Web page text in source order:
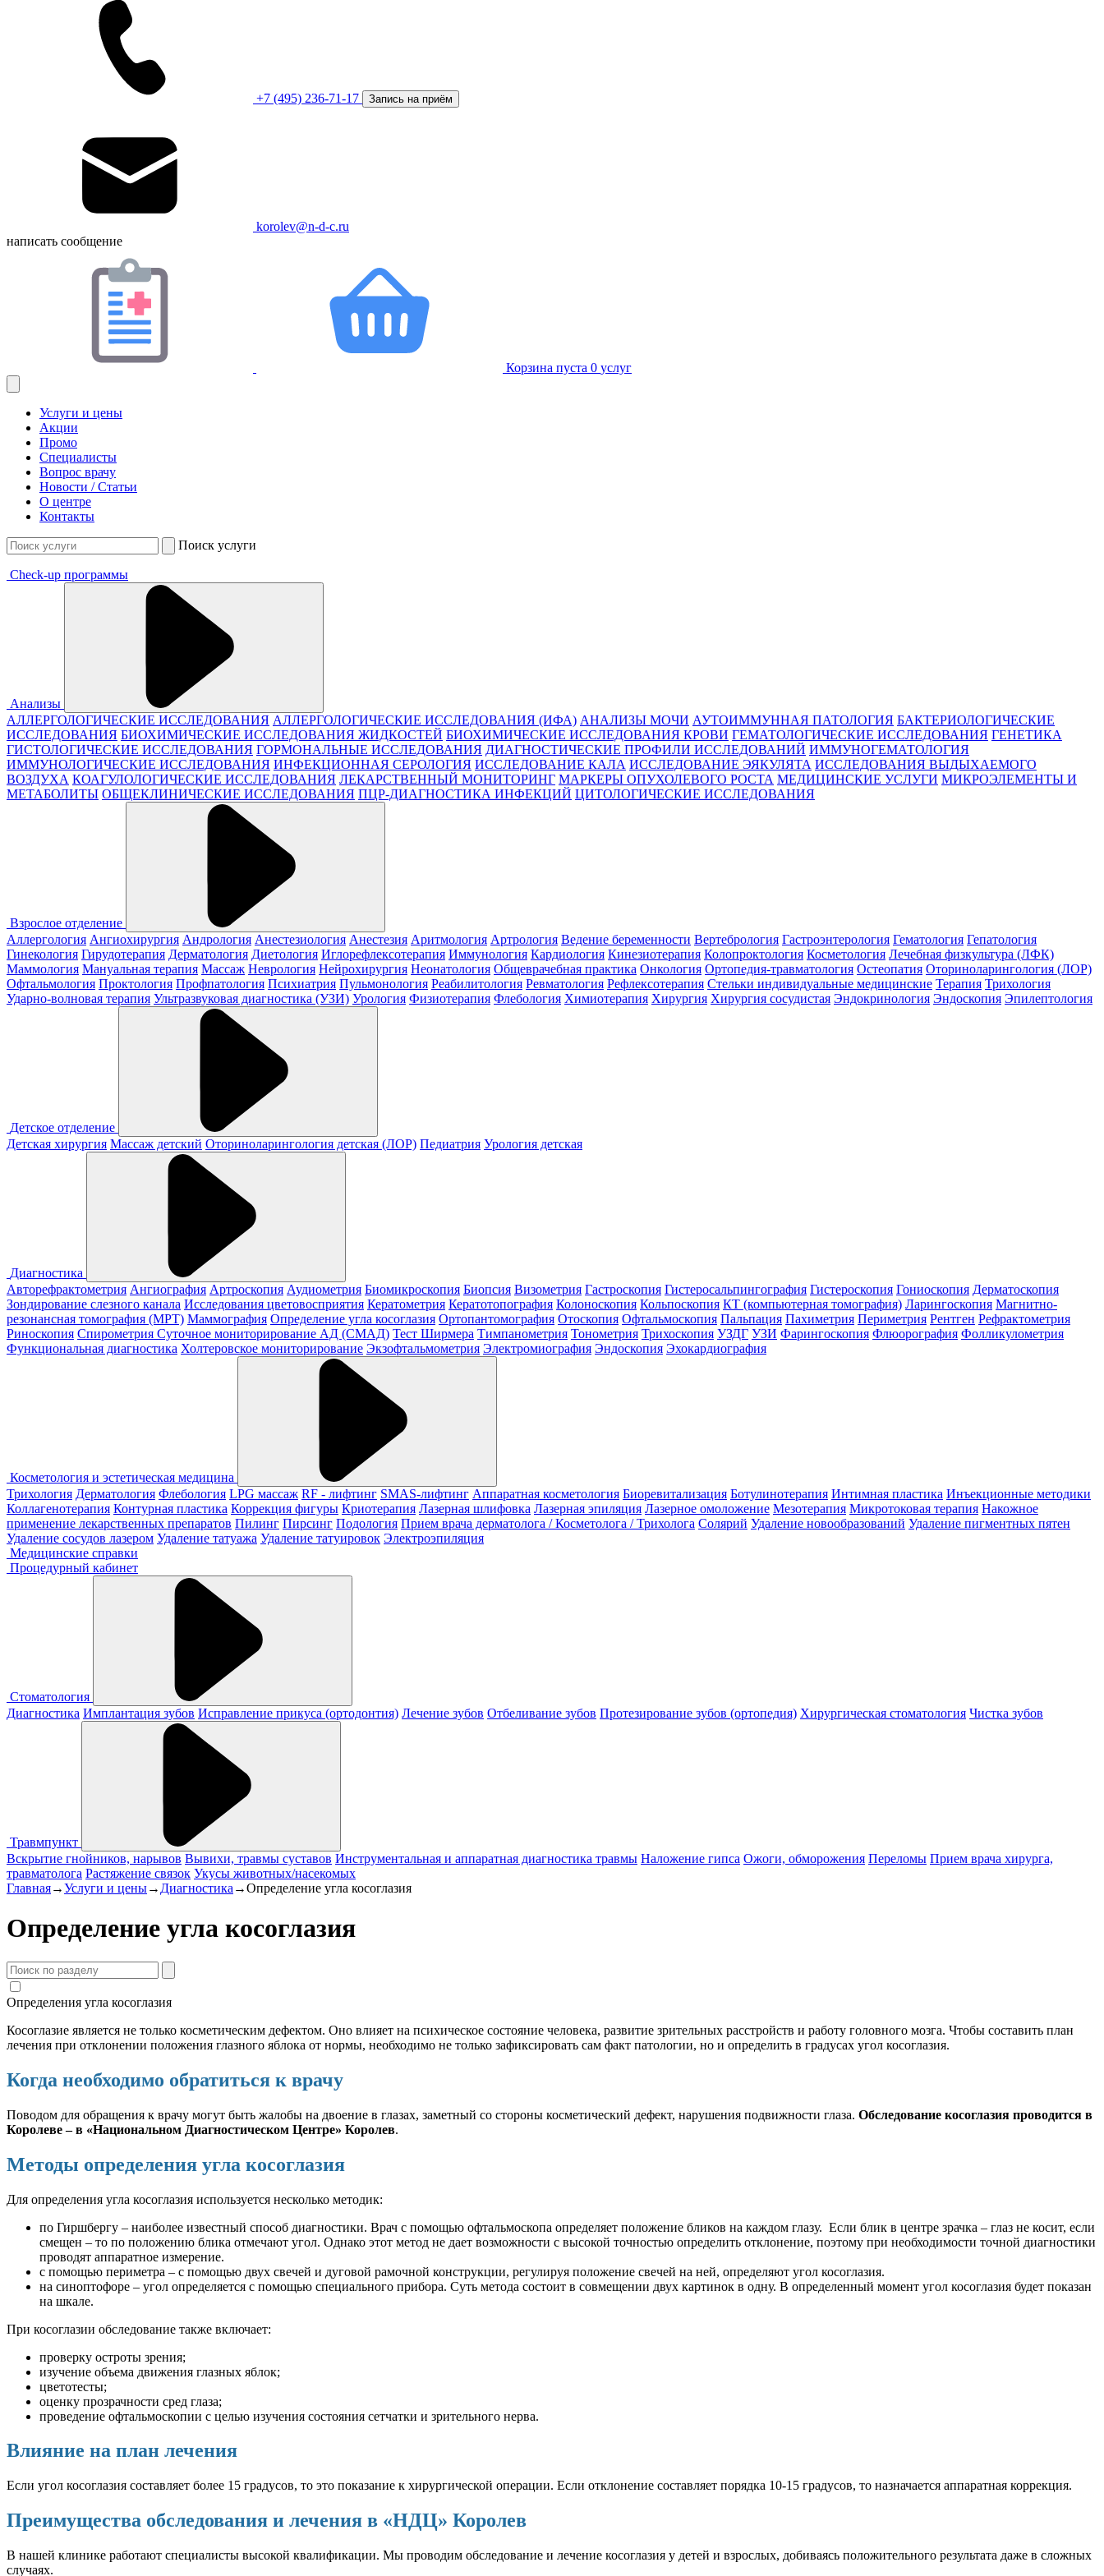
+7 (495) 236-71-17 Запись на приём
korolev@n-d-c.ru
написать сообщение
Корзина пуста 0 услуг
Услуги и цены
Акции
Промо
Специалисты
Вопрос врачу
Новости / Статьи
О центре
Контакты
Поиск услуги
Check-up программы
Анализы
АЛЛЕРГОЛОГИЧЕСКИЕ ИССЛЕДОВАНИЯ АЛЛЕРГОЛОГИЧЕСКИЕ ИССЛЕДОВАНИЯ (ИФА) АНАЛИЗЫ МОЧИ АУТОИММУННАЯ ПАТОЛОГИЯ БАКТЕРИОЛОГИЧЕСКИЕ
ИССЛЕДОВАНИЯ БИОХИМИЧЕСКИЕ ИССЛЕДОВАНИЯ ЖИДКОСТЕЙ БИОХИМИЧЕСКИЕ ИССЛЕДОВАНИЯ КРОВИ ГЕМАТОЛОГИЧЕСКИЕ ИССЛЕДОВАНИЯ ГЕНЕТИКА
ГИСТОЛОГИЧЕСКИЕ ИССЛЕДОВАНИЯ ГОРМОНАЛЬНЫЕ ИССЛЕДОВАНИЯ ДИАГНОСТИЧЕСКИЕ ПРОФИЛИ ИССЛЕДОВАНИЙ ИММУНОГЕМАТОЛОГИЯ
ИММУНОЛОГИЧЕСКИЕ ИССЛЕДОВАНИЯ ИНФЕКЦИОННАЯ СЕРОЛОГИЯ ИССЛЕДОВАНИЕ КАЛА ИССЛЕДОВАНИЕ ЭЯКУЛЯТА ИССЛЕДОВАНИЯ ВЫДЫХАЕМОГО
ВОЗДУХА КОАГУЛОЛОГИЧЕСКИЕ ИССЛЕДОВАНИЯ ЛЕКАРСТВЕННЫЙ МОНИТОРИНГ МАРКЕРЫ ОПУХОЛЕВОГО РОСТА МЕДИЦИНСКИЕ УСЛУГИ МИКРОЭЛЕМЕНТЫ И
МЕТАБОЛИТЫ ОБЩЕКЛИНИЧЕСКИЕ ИССЛЕДОВАНИЯ ПЦР-ДИАГНОСТИКА ИНФЕКЦИЙ ЦИТОЛОГИЧЕСКИЕ ИССЛЕДОВАНИЯ
Взрослое отделение
Аллергология Ангиохирургия Андрология Анестезиология Анестезия Аритмология Артрология Ведение беременности Вертебрология Гастроэнтерология Гематология Гепатология
Гинекология Гирудотерапия Дерматология Диетология Иглорефлексотерапия Иммунология Кардиология Кинезиотерапия Колопроктология Косметология Лечебная физкультура (ЛФК)
Маммология Мануальная терапия Массаж Неврология Нейрохирургия Неонатология Общеврачебная практика Онкология Ортопедия-травматология Остеопатия Оториноларингология (ЛОР)
Офтальмология Проктология Профпатология Психиатрия Пульмонология Реабилитология Ревматология Рефлексотерапия Стельки индивидуальные медицинские Терапия Трихология
Ударно-волновая терапия Ультразвуковая диагностика (УЗИ) Урология Физиотерапия Флебология Химиотерапия Хирургия Хирургия сосудистая Эндокринология Эндоскопия Эпилептология
Детское отделение
Детская хирургия Массаж детский Оториноларингология детская (ЛОР) Педиатрия Урология детская
Диагностика
Авторефрактометрия Ангиография Артроскопия Аудиометрия Биомикроскопия Биопсия Визометрия Гастроскопия Гистеросальпингография Гистероскопия Гониоскопия Дерматоскопия
Зондирование слезного канала Исследования цветовосприятия Кератометрия Кератотопография Колоноскопия Кольпоскопия КТ (компьютерная томография) Ларингоскопия Магнитно-
резонансная томография (МРТ) Маммография Определение угла косоглазия Ортопантомография Отоскопия Офтальмоскопия Пальпация Пахиметрия Периметрия Рентген Рефрактометрия
Риноскопия Спирометрия Суточное мониторирование АД (СМАД) Тест Ширмера Тимпанометрия Тонометрия Трихоскопия УЗДГ УЗИ Фарингоскопия Флюорография Фолликулометрия
Функциональная диагностика Холтеровское мониторирование Экзофтальмометрия Электромиография Эндоскопия Эхокардиография
Косметология и эстетическая медицина
Трихология Дерматология Флебология LPG массаж RF - лифтинг SMAS-лифтинг Аппаратная косметология Биоревитализация Ботулинотерапия Интимная пластика Инъекционные методики
Коллагенотерапия Контурная пластика Коррекция фигуры Криотерапия Лазерная шлифовка Лазерная эпиляция Лазерное омоложение Мезотерапия Микротоковая терапия Накожное
применение лекарственных препаратов Пилинг Пирсинг Подология Прием врача дерматолога / Косметолога / Трихолога Солярий Удаление новообразований Удаление пигментных пятен
Удаление сосудов лазером Удаление татуажа Удаление татуировок Электроэпиляция
Медицинские справки
Процедурный кабинет
Стоматология
Диагностика Имплантация зубов Исправление прикуса (ортодонтия) Лечение зубов Отбеливание зубов Протезирование зубов (ортопедия) Хирургическая стоматология Чистка зубов
Травмпункт
Вскрытие гнойников, нарывов Вывихи, травмы суставов Инструментальная и аппаратная диагностика травмы Наложение гипса Ожоги, обморожения Переломы Прием врача хирурга,
травматолога Растяжение связок Укусы животных/насекомых
Главная→Услуги и цены→ Диагностика →Определение угла косоглазия
Определение угла косоглазия
Определения угла косоглазия
Косоглазие является не только косметическим дефектом. Оно влияет на психическое состояние человека, развитие зрительных расстройств и работу головного мозга. Чтобы составить план
лечения при отклонении положения глазного яблока от нормы, необходимо не только зафиксировать сам факт патологии, но и определить в градусах угол косоглазия.
Когда необходимо обратиться к врачу
Поводом для обращения к врачу могут быть жалобы на двоение в глазах, заметный со стороны косметический дефект, нарушения подвижности глаза. Обследование косоглазия проводится в
Королеве – в «Национальном Диагностическом Центре» Королев.
Методы определения угла косоглазия
Для определения угла косоглазия используется несколько методик:
по Гиршбергу – наиболее известный способ диагностики. Врач с помощью офтальмоскопа определяет положение бликов на каждом глазу. Если блик в центре зрачка – глаз не косит, если
смещен – то по положению блика отмечают угол. Однако этот метод не дает возможности с высокой точностью определить отклонение, поэтому при необходимости точной диагностики
проводят аппаратное измерение.
с помощью периметра – с помощью двух свечей и дуговой рамочной конструкции, регулируя положение свечей на ней, определяют угол косоглазия.
на синоптофоре – угол определяется с помощью специального прибора. Суть метода состоит в совмещении двух картинок в одну. В определенный момент угол косоглазия будет показан
на шкале.
При косоглазии обследование также включает:
проверку остроты зрения;
изучение объема движения глазных яблок;
цветотесты;
оценку прозрачности сред глаза;
проведение офтальмоскопии с целью изучения состояния сетчатки и зрительного нерва.
Влияние на план лечения
Если угол косоглазия составляет более 15 градусов, то это показание к хирургической операции. Если отклонение составляет порядка 10-15 градусов, то назначается аппаратная коррекция.
Преимущества обследования и лечения в «НДЦ» Королев
В нашей клинике работают специалисты высокой квалификации. Мы проводим обследование и лечение косоглазия у детей и взрослых, добиваясь положительного результата даже в сложных
случаях.